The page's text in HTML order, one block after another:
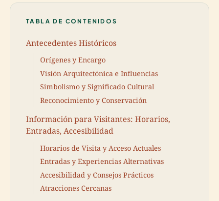
TABLA DE CONTENIDOS
Antecedentes Históricos
Orígenes y Encargo
Visión Arquitectónica e Influencias
Simbolismo y Significado Cultural
Reconocimiento y Conservación
Información para Visitantes: Horarios,
Entradas, Accesibilidad
Horarios de Visita y Acceso Actuales
Entradas y Experiencias Alternativas
Accesibilidad y Consejos Prácticos
Atracciones Cercanas